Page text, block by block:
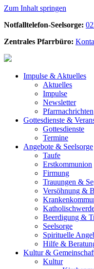
Zum Inhalt springen
Notfalltelefon-Seelsorge:
Zentrales Pfarrbüro:
Impulse & Aktuelles
Aktuelles
Impulse
Newsletter
Pfarrnachrichten
Gottesdienste &
Gottesdienste
Termine
Angebote & Seelsorge
Taufe
Erstkommunion
Firmung
Trauungen &
Versöhnung &
Beerdigung &
Seelsorge
Spirituelle
Hilfe &
Kultur &
Kultur